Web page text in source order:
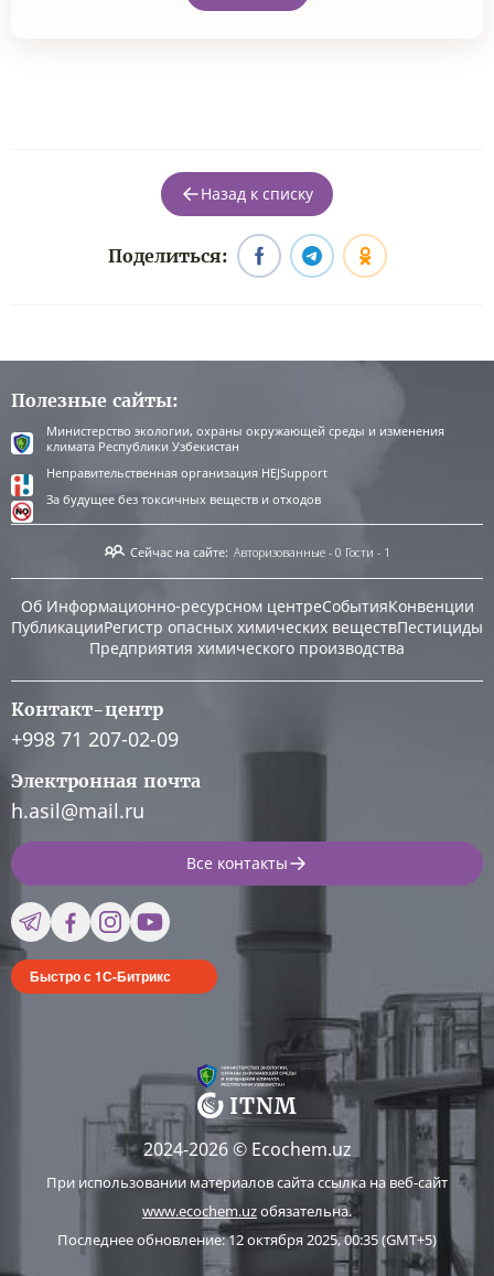
Назад к списку
Поделиться:
Полезные сайты:
Министерство экологии, охраны окружающей среды и изменения
климата Республики Узбекистан
Неправительственная организация HEJSupport
За будущее без токсичных веществ и отходов
Сейчас на сайте: Авторизованные - 0 Гости - 1
Об Информационно-ресурсном центреСобытияКонвенции
ПубликацииРегистр опасных химических веществПестициды
Предприятия химического производства
Контакт-центр
+998 71 207-02-09
Электронная почта
h.asil@mail.ru
Все контакты
Быстро с 1С-Битрикс
2024-2026 © Ecochem.uz
При использовании материалов сайта ссылка на веб-сайт
www.ecochem.uzобязательна.
Последнее обновление: 12 октября 2025, 00:35 (GMT+5)